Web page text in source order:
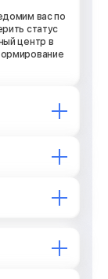
вас по
статус
центр в